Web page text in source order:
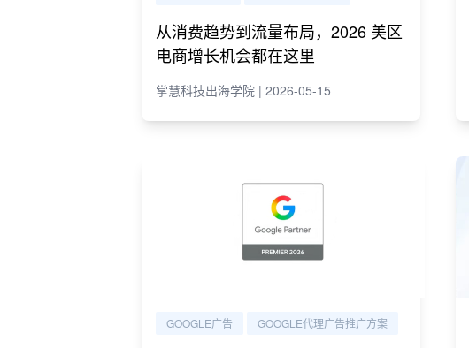
从消费趋势到流量布局，2026 美区
电商增长机会都在这里
掌慧科技出海学院 | 2026-05-15
GOOGLE广告 GOOGLE代理广告推广方案